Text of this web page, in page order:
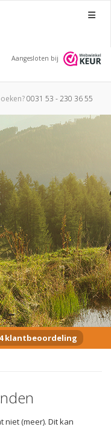
Menu
Aangesloten bij
0031 53 - 230 36 55
klantbeoordeling
(meer). Dit kan